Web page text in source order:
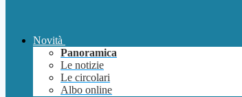
Novità
Panoramica
Le notizie
Le circolari
Albo online